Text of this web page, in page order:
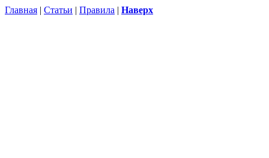
Главная | Статьи | Правила | Наверх